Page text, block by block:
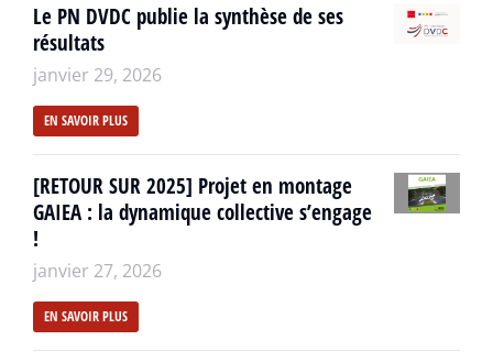
Le PN DVDC publie la synthèse de ses
résultats
janvier 29, 2026
EN SAVOIR PLUS
[RETOUR SUR 2025] Projet en montage
GAIEA : la dynamique collective s’engage
!
janvier 27, 2026
EN SAVOIR PLUS